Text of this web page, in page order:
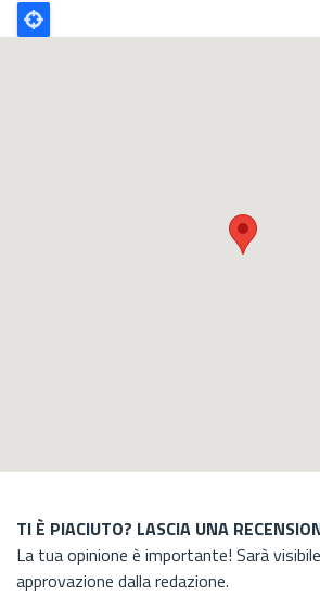
Poligono
GEO
TI È PIACIUTO? LASCIA UNA
La tua opinione è importante! Sarà
approvazione dalla redazione.